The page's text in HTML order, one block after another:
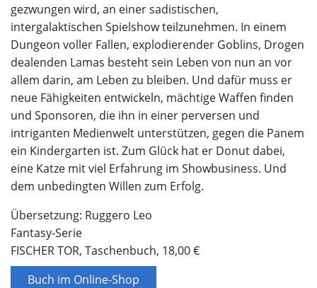
gezwungen wird, an einer sadistischen,
intergalaktischen Spielshow teilzunehmen. In einem
Dungeon voller Fallen, explodierender Goblins, Drogen
dealenden Lamas besteht sein Leben von nun an vor
allem darin, am Leben zu bleiben. Und dafür muss er
neue Fähigkeiten entwickeln, mächtige Waffen finden
und Sponsoren, die ihn in einer perversen und
intriganten Medienwelt unterstützen, gegen die Panem
ein Kindergarten ist. Zum Glück hat er Donut dabei,
eine Katze mit viel Erfahrung im Showbusiness. Und
dem unbedingten Willen zum Erfolg.
Übersetzung: Ruggero Leo
Fantasy-Serie
FISCHER TOR, Taschenbuch, 18,00 €
Buch im Online-Shop